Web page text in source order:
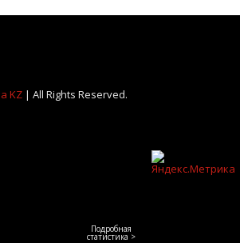
KZ| All Rights Reserved.
Подробная
статистика >